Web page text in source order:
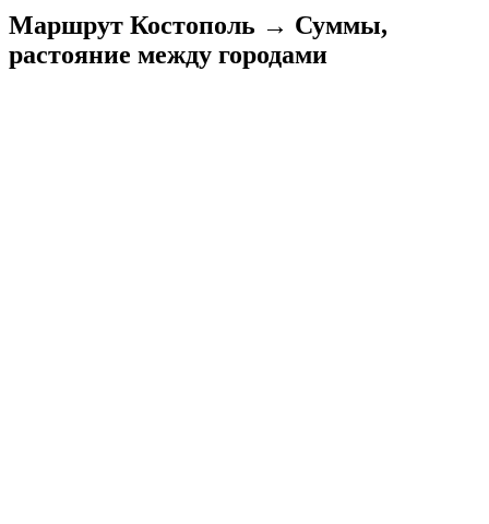
Маршрут Костополь → Суммы,
растояние между городами